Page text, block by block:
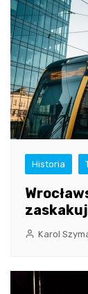
Historia
Karol